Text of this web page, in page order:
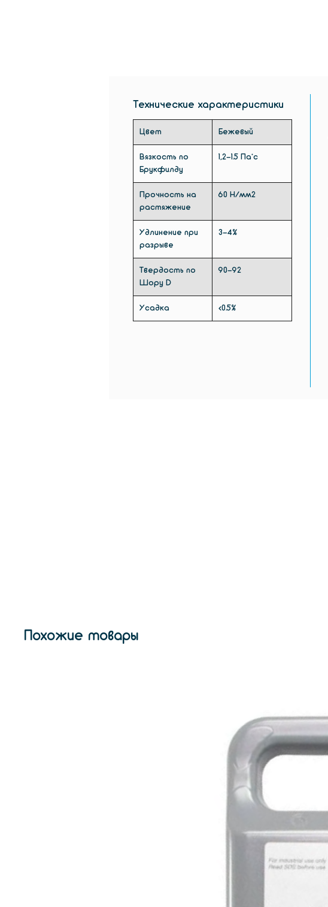
Технические характеристики
Цвет Бежевый
Вязкость по
Брукфилду
1,2-1.5 Па*с
Прочность на
растяжение
60 Н/мм2
Удлинение при
разрыве
3-4%
Твердость по
Шору D
90-92
Усадка <0.5%
Похожие товары